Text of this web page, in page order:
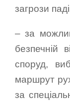
загрози
– за
безпечній
споруд,
маршрут
за